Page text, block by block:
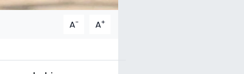
A- A+